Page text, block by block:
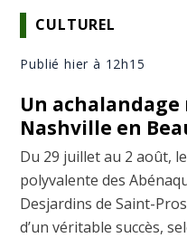
CULTUREL
Publié hier à 12h15
Un
Nashville en
Du 29 juillet au 2 août,
polyvalente des
Desjardins de Saint-
d’un véritable succès,